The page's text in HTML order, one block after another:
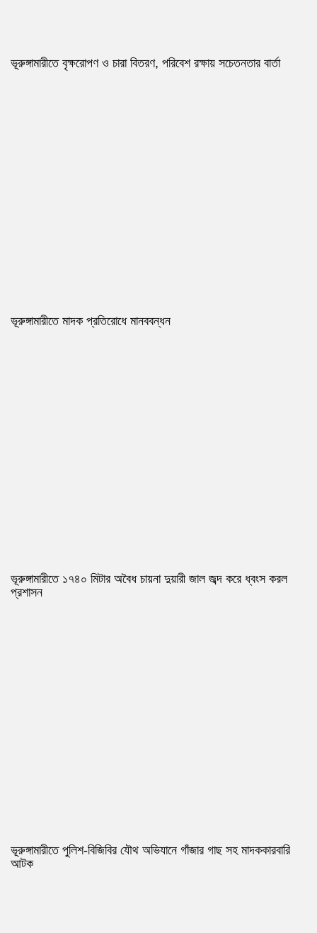
ভূরুঙ্গামারীতে বৃক্ষরোপণ ও চারা বিতরণ, পরিবেশ রক্ষায় সচেতনতার বার্তা
ভূরুঙ্গামারীতে মাদক প্রতিরোধে মানববন্ধন
ভূরুঙ্গামারীতে ১৭৪০ মিটার অবৈধ চায়না দুয়ারী জাল জব্দ করে ধ্বংস করল
প্রশাসন
ভূরুঙ্গামারীতে পুলিশ-বিজিবির যৌথ অভিযানে গাঁজার গাছ সহ মাদককারবারি
আটক